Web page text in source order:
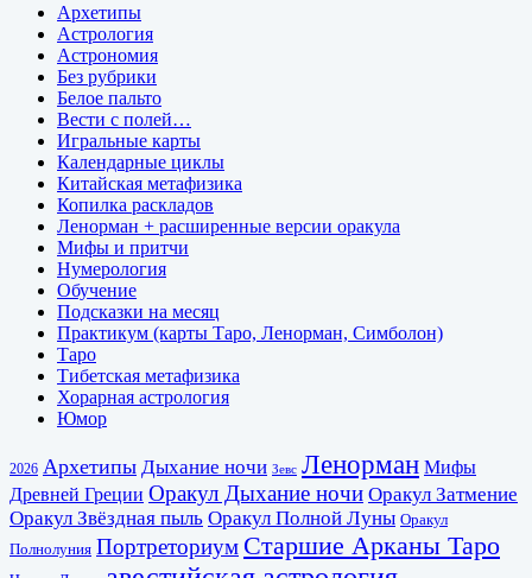
Архетипы
Астрология
Астрономия
Без рубрики
Белое пальто
Вести с полей…
Игральные карты
Календарные циклы
Китайская метафизика
Копилка раскладов
Ленорман + расширенные версии оракула
Мифы и притчи
Нумерология
Обучение
Подсказки на месяц
Практикум (карты Таро, Ленорман, Симболон)
Таро
Тибетская метафизика
Хорарная астрология
Юмор
2026 Архетипы Дыхание ночи Зевс Ленорман Мифы
Древней Греции Оракул Дыхание ночи Оракул Затмение
Оракул Звёздная пыль Оракул Полной Луны Оракул
Полнолуния Портреториум Старшие Арканы Таро